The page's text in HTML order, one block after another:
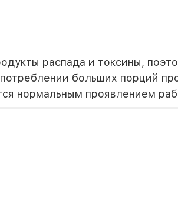
распада и токсины,
больших порций
нормальным проявлением